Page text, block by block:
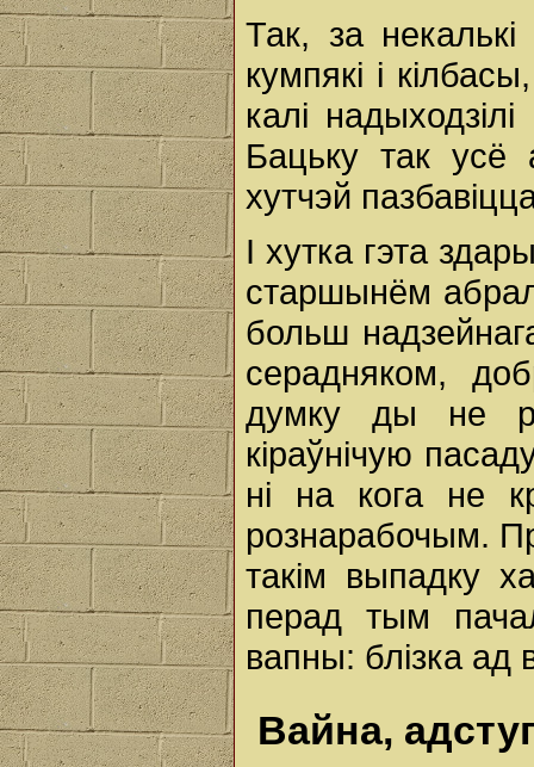
Так, за
кумпякі і
калі
Бацьку так
хутчэй
І хутка гэта
старшынём
больш
серадняком,
думку ды не
кіраўнічую
ні на кога не
рознарабочым.
такім выпадку
перад тым
вапны: блізка ад
Вайна,